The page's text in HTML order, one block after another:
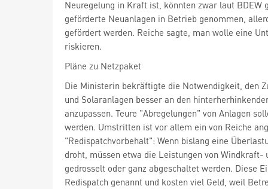
Neuregelung in Kraft ist, könnten zwar laut BDEW
geförderte Neuanlagen in Betrieb genommen,
gefördert werden. Reiche sagte, man wolle eine
riskieren.
Pläne zu Netzpaket
Die Ministerin bekräftigte die Notwendigkeit, den
und Solaranlagen besser an den
anzupassen. Teure "Abregelungen" von Anlagen
werden. Umstritten ist vor allem ein von Reiche
"Redispatchvorbehalt": Wenn bislang eine
droht, müssen etwa die Leistungen von Windkraft-
gedrosselt oder ganz abgeschaltet werden. Diese
Redispatch genannt und kosten viel Geld, weil